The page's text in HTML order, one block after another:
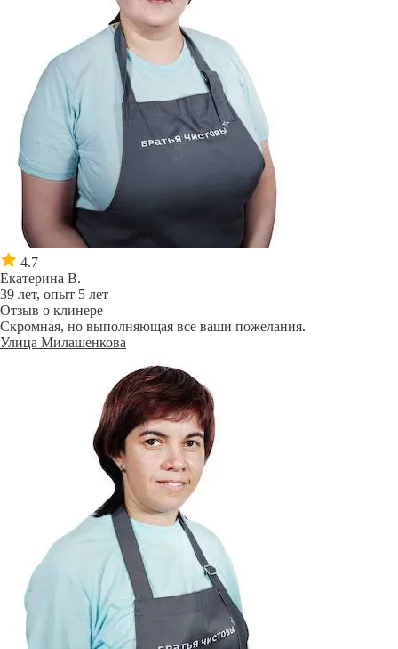
4.7
Екатерина В.
39 лет, опыт 5 лет
Отзыв о клинере
Скромная, но выполняющая все ваши пожелания.
Улица Милашенкова